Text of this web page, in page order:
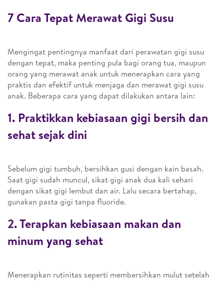
7 Cara Tepat Merawat Gigi Susu
Mengingat pentingnya manfaat dari perawatan gigi susu
dengan tepat, maka penting pula bagi orang tua, maupun
orang yang merawat anak untuk menerapkan cara yang
praktis dan efektif untuk menjaga dan merawat gigi susu
anak. Beberapa cara yang dapat dilakukan antara lain:
1. Praktikkan kebiasaan gigi bersih dan
sehat sejak dini
Sebelum gigi tumbuh, bersihkan gusi dengan kain basah.
Saat gigi sudah muncul, sikat gigi anak dua kali sehari
dengan sikat gigi lembut dan air. Lalu secara bertahap,
gunakan pasta gigi tanpa fluoride.
2. Terapkan kebiasaan makan dan
minum yang sehat
Menerapkan rutinitas seperti membersihkan mulut setelah